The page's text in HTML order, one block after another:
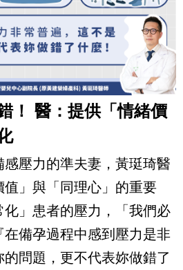
！ 醫：提供「情緒價
壓力的準夫妻，黃珽琦醫
」與「同理心」的重要
」患者的壓力，「我們必
備孕過程中感到壓力是非
問題，更不代表妳做錯了